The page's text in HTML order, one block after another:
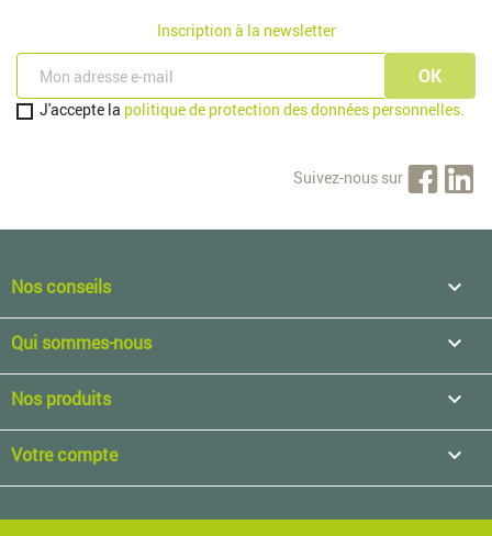
Inscription à la newsletter
J'accepte la politique de protection des données personnelles.
Suivez-nous sur
Nos conseils 
Qui sommes-nous 
Nos produits 
Votre compte 